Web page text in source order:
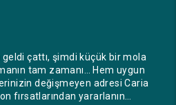
çattı, şimdi küçük bir mola
tam zamanı… Hem uygun
değişmeyen adresi Caria
fırsatlarından yararlanın…